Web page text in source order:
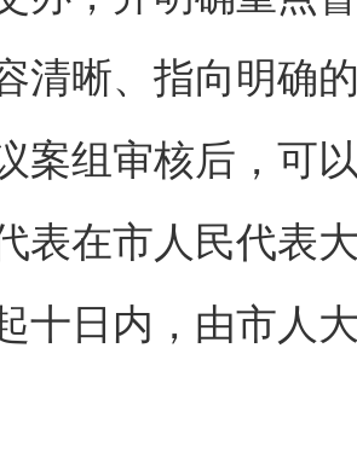
清晰、指向明确
案组审核后，可
在市人民代表大
十日内，由市人